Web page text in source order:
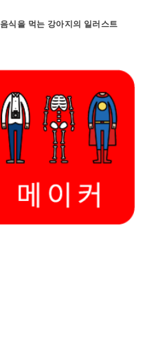
음식을 먹는 강아지의 일러스트